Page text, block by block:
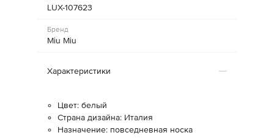
LUX-107623
Бренд
Miu Miu
Характеристики
Цвет: белый
Страна дизайна: Италия
Назначение: повседневная носка